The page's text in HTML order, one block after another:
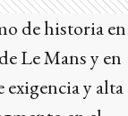
de historia en
Le Mans y en
y alta